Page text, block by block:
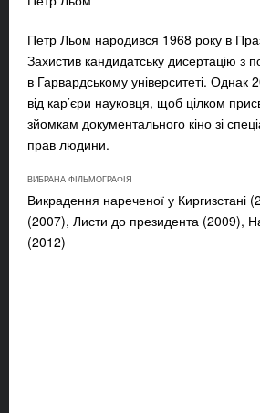
Петр Льом народився 1968 року в
Захистив кандидатську дисертацію з
в Гарвардському університеті. Однак
від кар’єри науковця, щоб цілком
зйомкам документального кіно зі
прав людини.
ВИБРАНА ФІЛЬМОГРАФІЯ
Викрадення нареченої у Киргизстані
(2007), Листи до президента (2009),
(2012)